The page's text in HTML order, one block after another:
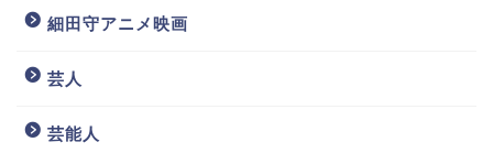
細田守アニメ映画
芸人
芸能人